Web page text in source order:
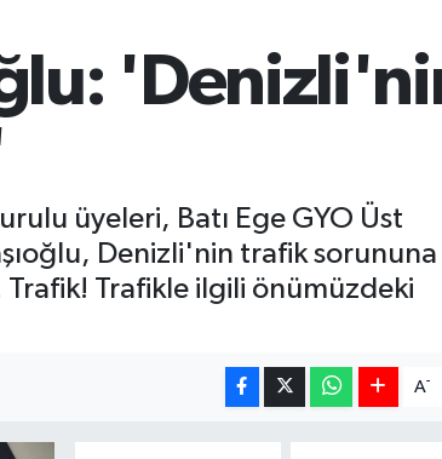
üyeleri, Batı Ege GYO Üst
Denizli'nin trafik sorununa
Trafikle ilgili önümüzdeki
A-